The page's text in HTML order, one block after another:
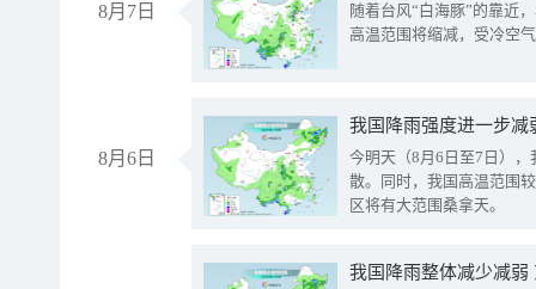
8月7日
随着台风“白海豚”的靠近
高温范围将缩减，受冷空
8月6日
今明天（8月6日至7日）
散。同时，我国高温范围
区将有大范围桑拿天。
我国降雨整体减少减弱